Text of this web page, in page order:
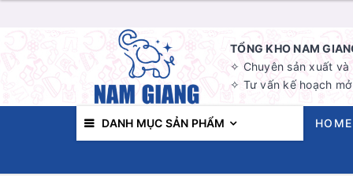
TỔNG KHO NAM
✧ Chuyên sản xuất
✧ Tư vấn kế hoạch
DANH MỤC SẢN PHẨM HOME